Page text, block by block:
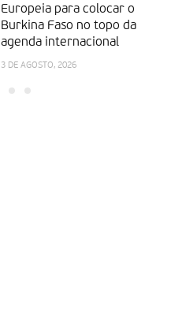
Europeia para colocar o
Burkina Faso no topo da
agenda internacional
3 DE AGOSTO, 2026